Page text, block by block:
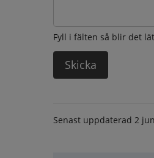
Fyll i fälten så blir det
Senast uppdaterad 2